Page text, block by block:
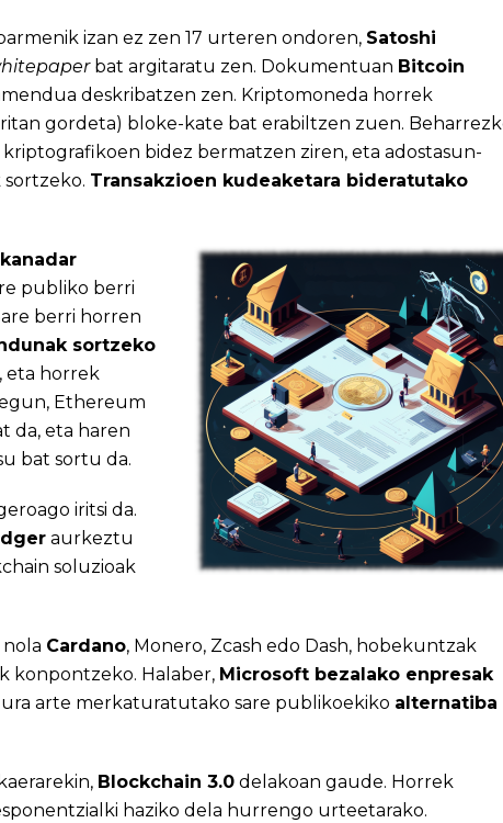
izan ez zen 17 urteren ondoren, Satoshi
bat argitaratu zen. Dokumentuan Bitcoin
deskribatzen zen. Kriptomoneda horrek
gordeta) bloke-kate bat erabiltzen zuen.
bidez bermatzen ziren, eta adostasun-
Transakzioen kudeaketara bideratutako
publiko berri
berri horren
sortzeko
eta horrek
Ethereum
da, eta haren
bat sortu da.
iritsi da.
aurkeztu
soluzioak
Cardano, Monero, Zcash edo Dash, hobekuntzak
konpontzeko. Halaber, Microsoft bezalako enpresak
arte merkaturatutako sare publikoekiko alternatiba
Blockchain 3.0 delakoan gaude. Horrek
haziko dela hurrengo urteetarako.